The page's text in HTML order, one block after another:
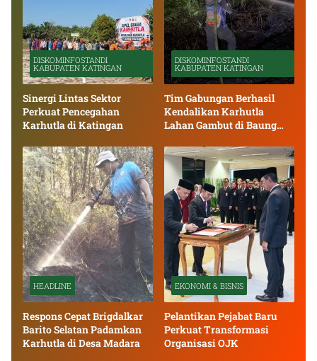
DISKOMINFOSTANDI
KABUPATEN KATINGAN
Sinergi Lintas Sektor
Perkuat Pencegahan
Karhutla di Katingan
DISKOMINFOSTANDI
KABUPATEN KATINGAN
Tim Gabungan Berhasil
Kendalikan Karhutla
Lahan Gambut di Baung
HEADLINE
Respons Cepat Brigdalkar
Barito Selatan Padamkan
Karhutla di Desa Madara
EKONOMI & BISNIS
Pelantikan Pejabat Baru
Perkuat Transformasi
Organisasi OJK